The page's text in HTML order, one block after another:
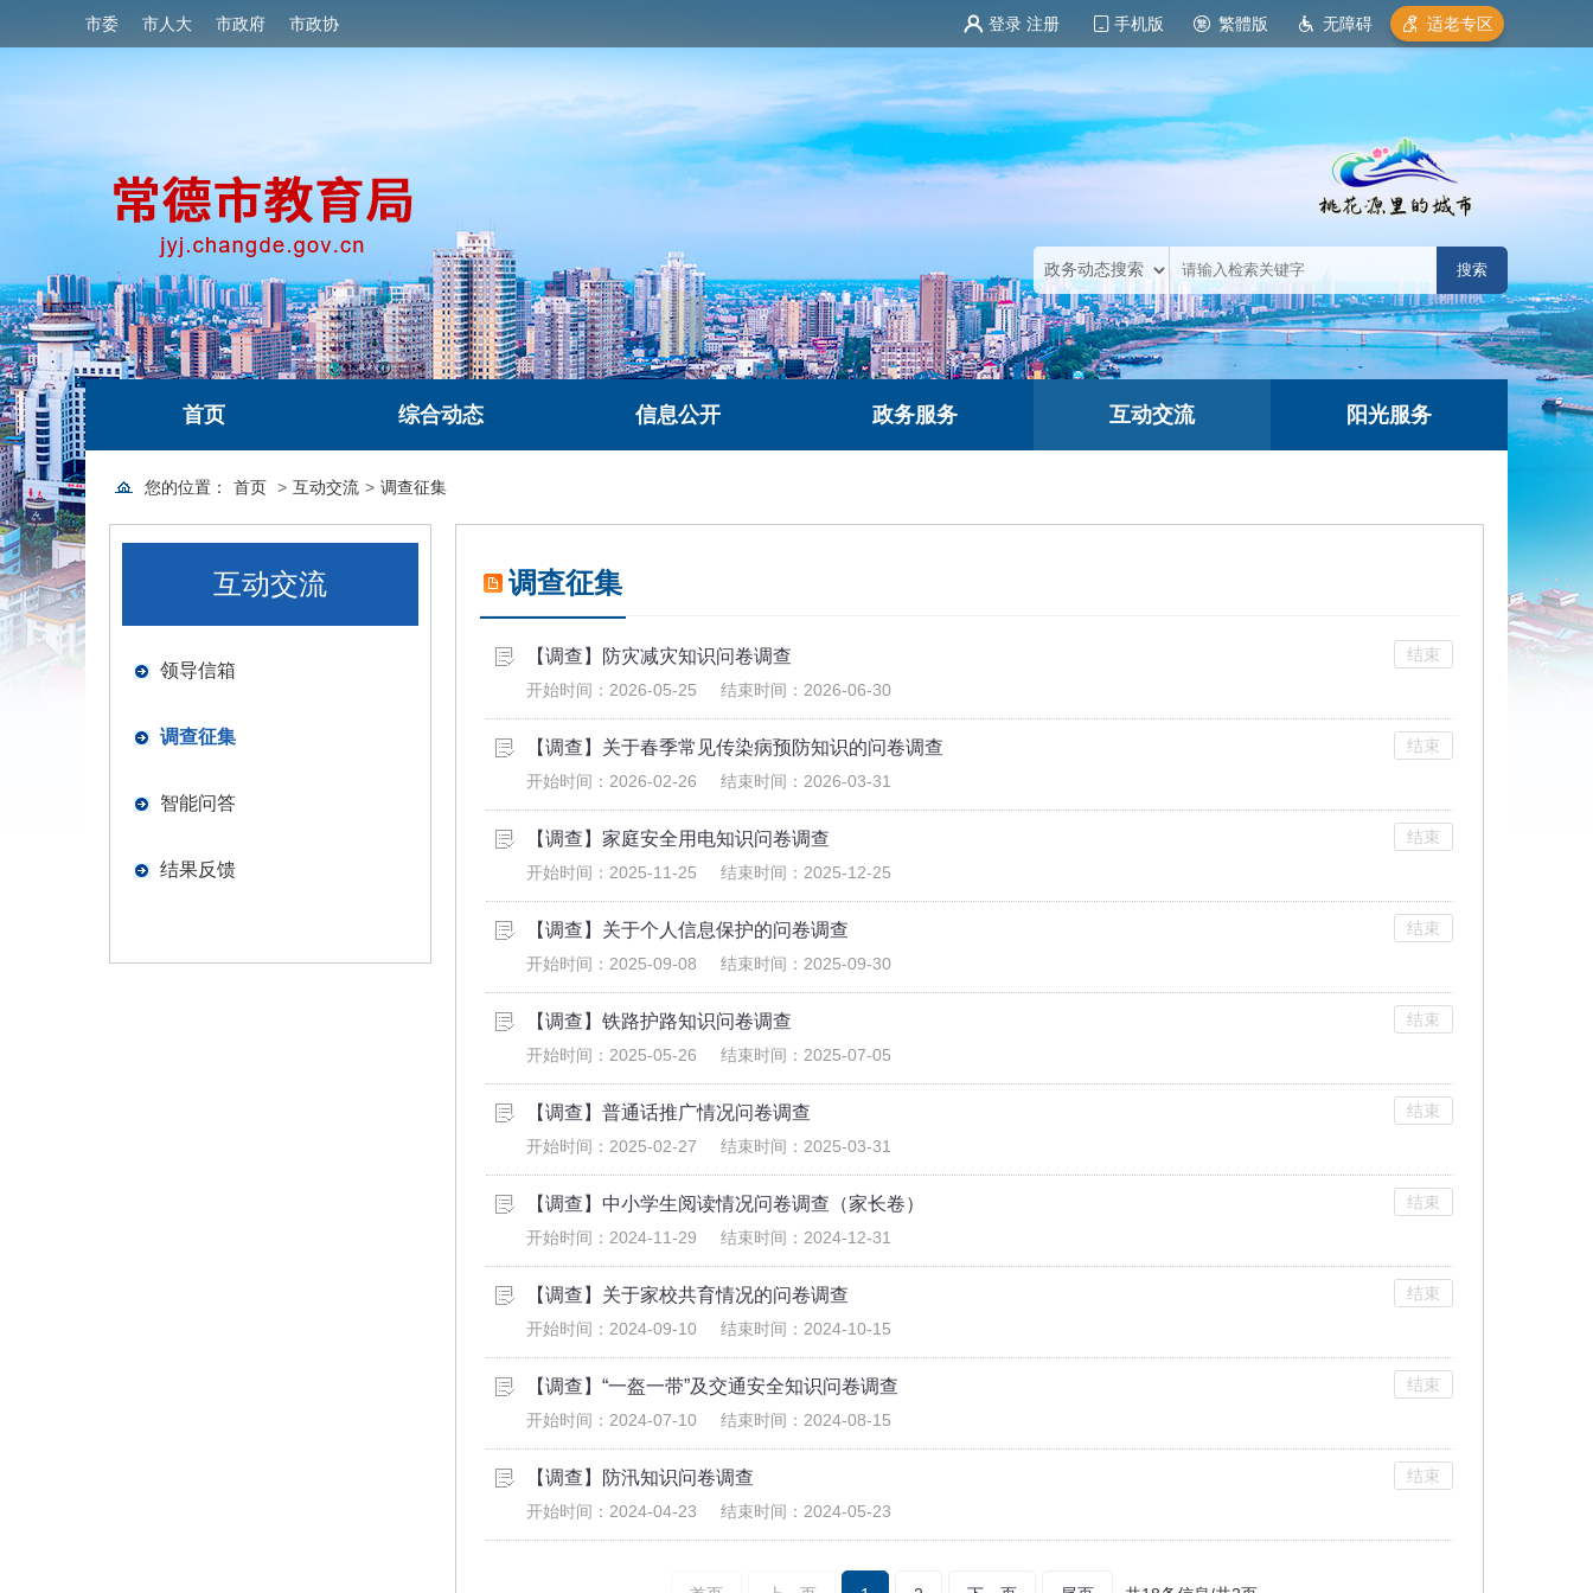
市委 市人大 市政府 市政协 登录 注册 手机版 繁體版 无障碍 适老专区
首页 综合动态 信息公开 政务服务 互动交流 阳光服务
您的位置： 首页 > 互动交流 > 调查征集
互动交流
领导信箱
调查征集
智能问答
结果反馈
调查征集
结束
【调查】防灾减灾知识问卷调查
开始时间： 2026-05-25 结束时间： 2026-06-30
结束
【调查】关于春季常见传染病预防知识的问卷调查
开始时间： 2026-02-26 结束时间： 2026-03-31
结束
【调查】家庭安全用电知识问卷调查
开始时间： 2025-11-25 结束时间： 2025-12-25
结束
【调查】关于个人信息保护的问卷调查
开始时间： 2025-09-08 结束时间： 2025-09-30
结束
【调查】铁路护路知识问卷调查
开始时间： 2025-05-26 结束时间： 2025-07-05
结束
【调查】普通话推广情况问卷调查
开始时间： 2025-02-27 结束时间： 2025-03-31
结束
【调查】中小学生阅读情况问卷调查（家长卷）
开始时间： 2024-11-29 结束时间： 2024-12-31
结束
【调查】关于家校共育情况的问卷调查
开始时间： 2024-09-10 结束时间： 2024-10-15
结束
【调查】“一盔一带”及交通安全知识问卷调查
开始时间： 2024-07-10 结束时间： 2024-08-15
结束
【调查】防汛知识问卷调查
开始时间： 2024-04-23 结束时间： 2024-05-23